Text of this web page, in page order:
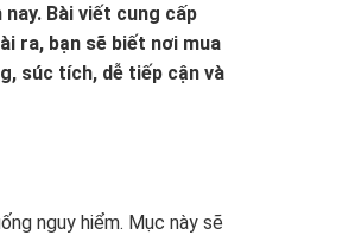
Bài viết cung cấp
ra, bạn sẽ biết nơi mua
súc tích, dễ tiếp cận và
nguy hiểm. Mục này sẽ